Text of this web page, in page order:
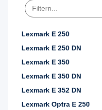
Lexmark E 250
Lexmark E 250 DN
Lexmark E 350
Lexmark E 350 DN
Lexmark E 352 DN
Lexmark Optra E 250